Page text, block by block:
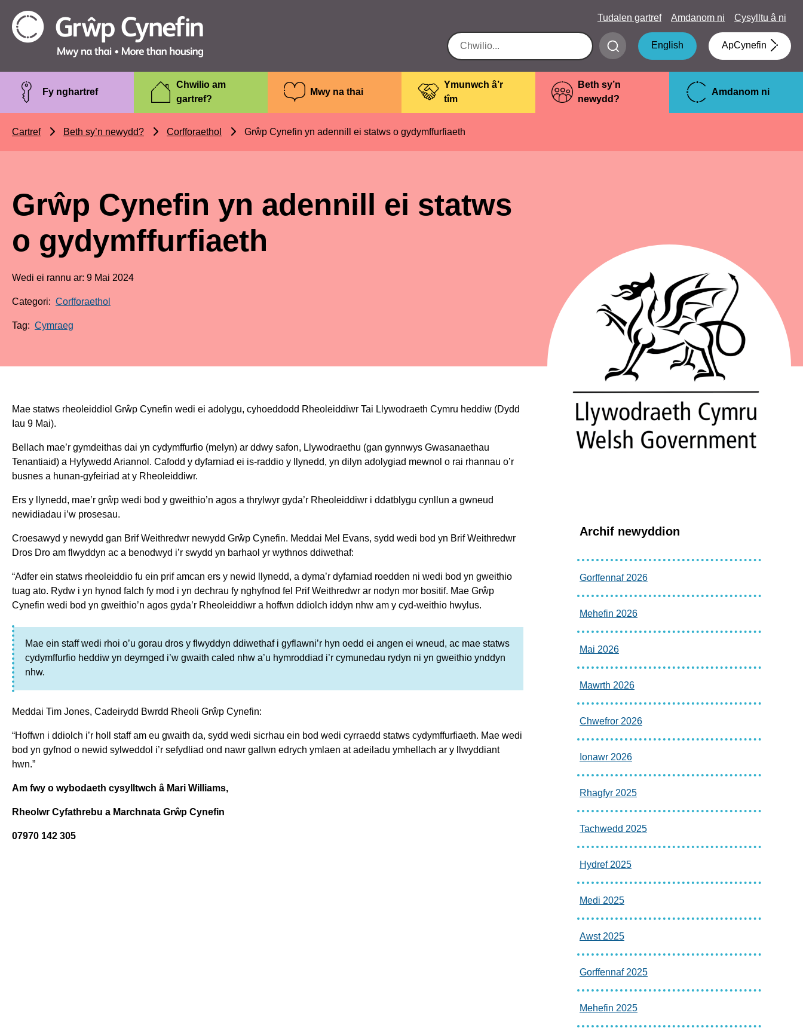
Grŵp
Cynefin
Tudalen gartref Amdanom ni Cysylltu â ni
Submit
search
English ApCynefin
Fy nghartref
Chwilio am
gartref?
Mwy na thai
Ymunwch â’r
tîm
Beth sy’n
newydd?
Amdanom ni
Cartref Beth sy’n newydd? Corfforaethol Grŵp Cynefin yn adennill ei statws o gydymffurfiaeth
Grŵp Cynefin yn adennill ei statws
o gydymffurfiaeth
Wedi ei rannu ar: 9 Mai 2024
Categori: Corfforaethol
Tag: Cymraeg
Mae statws rheoleiddiol Grŵp Cynefin wedi ei adolygu, cyhoeddodd Rheoleiddiwr Tai Llywodraeth Cymru heddiw (Dydd
Iau 9 Mai).
Bellach mae’r gymdeithas dai yn cydymffurfio (melyn) ar ddwy safon, Llywodraethu (gan gynnwys Gwasanaethau
Tenantiaid) a Hyfywedd Ariannol. Cafodd y dyfarniad ei is-raddio y llynedd, yn dilyn adolygiad mewnol o rai rhannau o’r
busnes a hunan-gyfeiriad at y Rheoleiddiwr.
Ers y llynedd, mae’r grŵp wedi bod y gweithio’n agos a thrylwyr gyda’r Rheoleiddiwr i ddatblygu cynllun a gwneud
newidiadau i’w prosesau.
Croesawyd y newydd gan Brif Weithredwr newydd Grŵp Cynefin. Meddai Mel Evans, sydd wedi bod yn Brif Weithredwr
Dros Dro am flwyddyn ac a benodwyd i’r swydd yn barhaol yr wythnos ddiwethaf:
“Adfer ein statws rheoleiddio fu ein prif amcan ers y newid llynedd, a dyma’r dyfarniad roedden ni wedi bod yn gweithio
tuag ato. Rydw i yn hynod falch fy mod i yn dechrau fy nghyfnod fel Prif Weithredwr ar nodyn mor bositif. Mae Grŵp
Cynefin wedi bod yn gweithio’n agos gyda’r Rheoleiddiwr a hoffwn ddiolch iddyn nhw am y cyd-weithio hwylus.
Mae ein staff wedi rhoi o’u gorau dros y flwyddyn ddiwethaf i gyflawni’r hyn oedd ei angen ei wneud, ac mae statws
cydymffurfio heddiw yn deyrnged i’w gwaith caled nhw a’u hymroddiad i’r cymunedau rydyn ni yn gweithio ynddyn
nhw.
Meddai Tim Jones, Cadeirydd Bwrdd Rheoli Grŵp Cynefin:
“Hoffwn i ddiolch i’r holl staff am eu gwaith da, sydd wedi sicrhau ein bod wedi cyrraedd statws cydymffurfiaeth. Mae wedi
bod yn gyfnod o newid sylweddol i’r sefydliad ond nawr gallwn edrych ymlaen at adeiladu ymhellach ar y llwyddiant
hwn.”
Am fwy o wybodaeth cysylltwch â Mari Williams,
Rheolwr Cyfathrebu a Marchnata Grŵp Cynefin
07970 142 305
Archif newyddion
Gorffennaf 2026
Mehefin 2026
Mai 2026
Mawrth 2026
Chwefror 2026
Ionawr 2026
Rhagfyr 2025
Tachwedd 2025
Hydref 2025
Medi 2025
Awst 2025
Gorffennaf 2025
Mehefin 2025